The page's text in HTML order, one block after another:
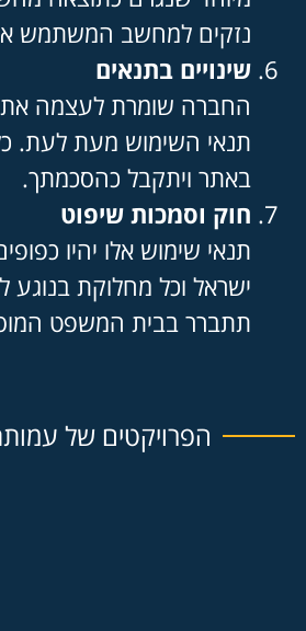
נזקים למחשב המשתמש או
שינויים בתנאים
החברה שומרת לעצמה את
תנאי השימוש מעת לעת. כל
באתר ויתקבל כהסכמתך.
חוק וסמכות שיפוט
תנאי שימוש אלו יהיו
ישראל וכל מחלוקת בנוגע
תתברר בבית המשפט
הפרויקטים של